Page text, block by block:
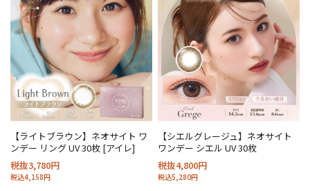
【ライトブラウン】ネオサイト ワ
ンデー リング UV 30枚 [アイレ]
税抜3,780円
税込4,158円
【シエルグレージュ】ネオサイト
ワンデー シエル UV 30枚
税抜4,800円
税込5,280円